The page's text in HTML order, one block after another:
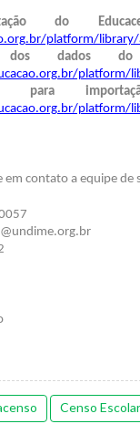
do
platform/
dos dados
platform/
para
platform/
em contato a equipe
Censo Escolar